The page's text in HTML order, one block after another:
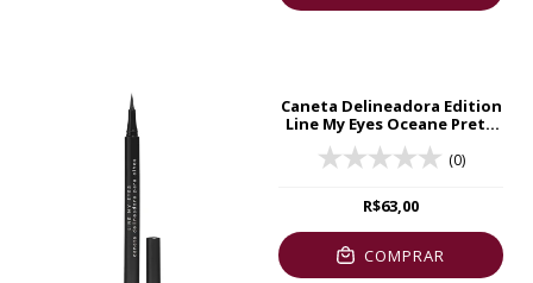
Caneta Delineadora Edition
Line My Eyes Oceane Preto
1,2ML
(0)
R$63,00
COMPRAR